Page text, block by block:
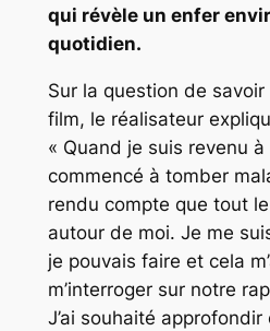
qui révèle un enfer
quotidien.
Sur la question de savoir
film, le réalisateur
« Quand je suis revenu à
commencé à tomber
rendu compte que tout
autour de moi. Je me
je pouvais faire et cela
m’interroger sur notre
J’ai souhaité approfondir